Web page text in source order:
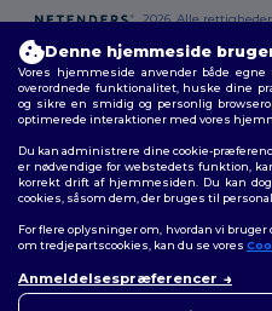
2026. Alle
Vilkår og Betingelser
Tilpasset politik
cookies|Sitemap
Denne hjemmeside
Vores hjemmeside anvender både
overordnede funktionalitet, huske dine
og sikre en smidig og personlig
optimerede interaktioner med vores
Du kan administrere dine cookie-
er nødvendige for webstedets funktion,
korrekt drift af hjemmesiden. Du kan
cookies, såsom dem, der bruges til
For flere oplysninger om, hvordan vi
om tredjepartscookies, kan du se vores
Anmeldelsespræferencer